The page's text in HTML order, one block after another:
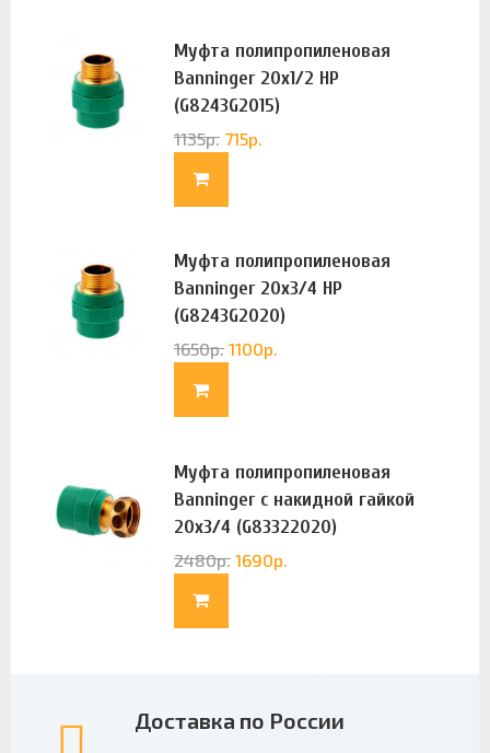
Муфта полипропиленовая
Banninger 20х1/2 НР
(G8243G2015)
1135р. 715р.
Муфта полипропиленовая
Banninger 20х3/4 НР
(G8243G2020)
1650р. 1100р.
Муфта полипропиленовая
Banninger с накидной гайкой
20х3/4 (G83322020)
2480р. 1690р.
Доставка по России